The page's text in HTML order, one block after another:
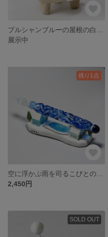
展示中
残り1点
2,450円
SOLD OUT